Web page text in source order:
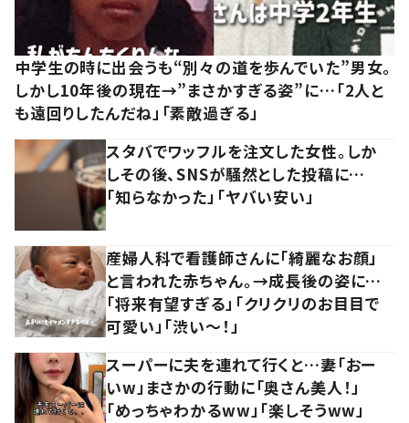
中学生の時に出会うも“別々の道を歩んでいた”男女。
しかし10年後の現在→”まさかすぎる姿”に…「2人と
も遠回りしたんだね」「素敵過ぎる」
スタバでワッフルを注文した女性。しか
しその後、SNSが騒然とした投稿に…
「知らなかった」「ヤバい安い」
産婦人科で看護師さんに「綺麗なお顔」
と言われた赤ちゃん。→成長後の姿に…
「将来有望すぎる」「クリクリのお目目で
可愛い」「渋い～！」
スーパーに夫を連れて行くと…妻「おー
いw」まさかの行動に「奥さん美人！」
「めっちゃわかるww」「楽しそうww」